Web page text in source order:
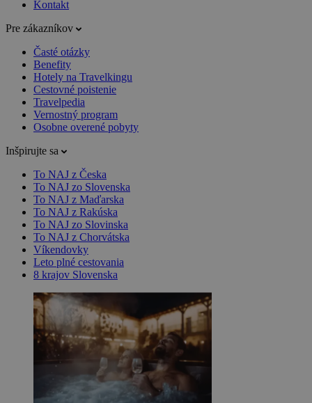
Kontakt
Pre zákazníkov
Časté otázky
Benefity
Hotely na Travelkingu
Cestovné poistenie
Travelpedia
Vernostný program
Osobne overené pobyty
Inšpirujte sa
To NAJ z Česka
To NAJ zo Slovenska
To NAJ z Maďarska
To NAJ z Rakúska
To NAJ zo Slovinska
To NAJ z Chorvátska
Víkendovky
Leto plné cestovania
8 krajov Slovenska